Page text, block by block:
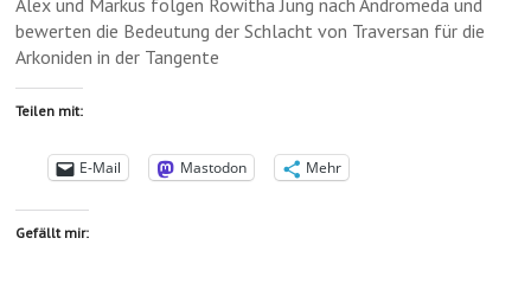
Alex und Markus folgen Rowitha Jung nach Andromeda und
bewerten die Bedeutung der Schlacht von Traversan für die
Arkoniden in der Tangente
Teilen mit:
E-Mail Mastodon Mehr
Gefällt mir: